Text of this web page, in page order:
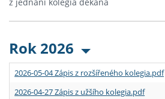
Rok 2026
2026-05-04 Zápis z rozšířeného kolegia.pdf
2026-04-27 Zápis z užšího kolegia.pdf